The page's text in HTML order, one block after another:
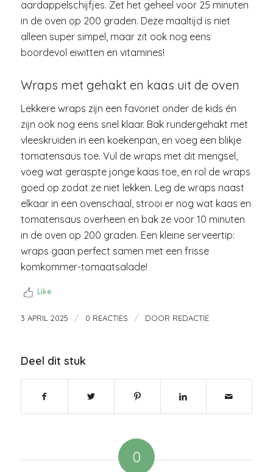
aardappelschijfjes. Zet het geheel voor 25 minuten
in de oven op 200 graden. Deze maaltijd is niet
alleen super simpel, maar zit ook nog eens
boordevol eiwitten en vitamines!
Wraps met gehakt en kaas uit de oven
Lekkere wraps zijn een favoriet onder de kids én
zijn ook nog eens snel klaar. Bak rundergehakt met
vleeskruiden in een koekenpan, en voeg een blikje
tomatensaus toe. Vul de wraps met dit mengsel,
voeg wat geraspte jonge kaas toe, en rol de wraps
goed op zodat ze niet lekken. Leg de wraps naast
elkaar in een ovenschaal, strooi er nog wat kaas en
tomatensaus overheen en bak ze voor 10 minuten
in de oven op 200 graden. Een kleine serveertip:
wraps gaan perfect samen met een frisse
komkommer-tomaatsalade!
Like
3 APRIL 2025 / 0 REACTIES / DOOR REDACTIE
Deel dit stuk
0